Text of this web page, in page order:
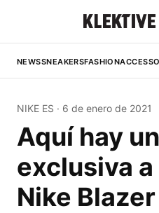
NEWSSNEAKERSFASHION
NIKE ES · 6 de enero de 2021
Aquí hay
exclusiva
Nike